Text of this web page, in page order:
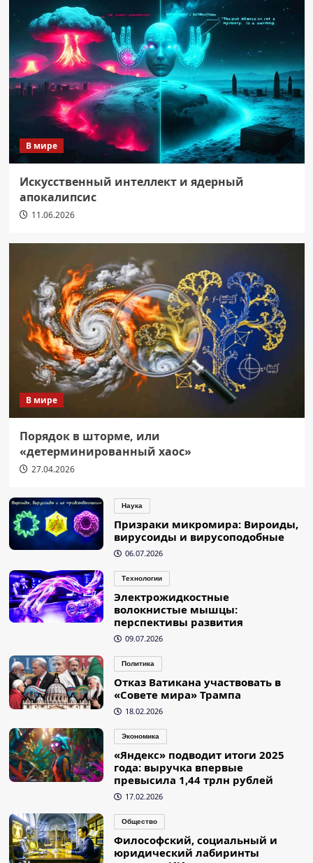
В мире
Искусственный интеллект и ядерный
апокалипсис
11.06.2026
В мире
Порядок в шторме, или
«детерминированный хаос»
27.04.2026
Наука
Призраки микромира: Вироиды,
вирусоиды и вирусоподобные
06.07.2026
Технологии
Электрожидкостные
волокнистые мышцы:
перспективы развития
09.07.2026
Политика
Отказ Ватикана участвовать в
«Совете мира» Трампа
18.02.2026
Экономика
«Яндекс» подводит итоги 2025
года: выручка впервые
превысила 1,44 трлн рублей
17.02.2026
Общество
Философский, социальный и
юридический лабиринты